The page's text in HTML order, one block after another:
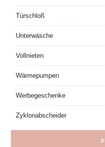
Türschloß
Unterwäsche
Vollnieten
Wärmepumpen
Werbegeschenke
Zyklonabscheider